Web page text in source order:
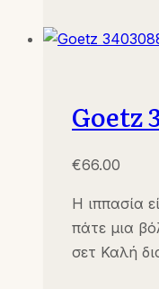
Goetz
€66.00
Η ιππασία
πάτε μια
σετ Καλή